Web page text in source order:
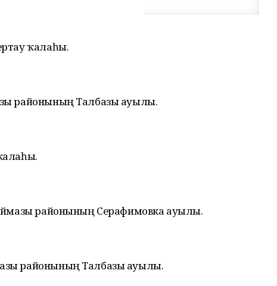
ҡалаһы.
районының Талбазы ауылы.
ҡалаһы.
районының Серафимовка ауылы.
районының Талбазы ауылы.